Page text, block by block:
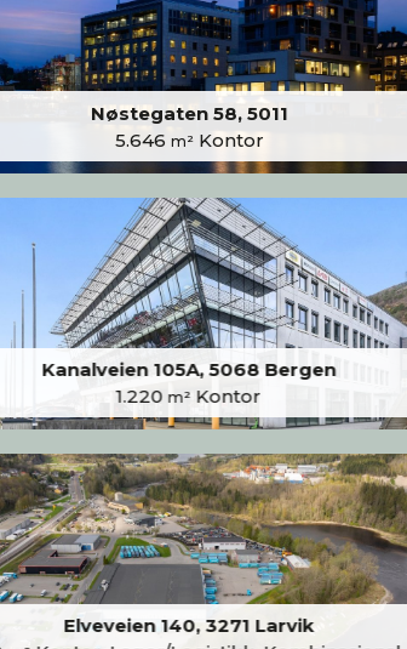
Nøstegaten 58, 5011
5.646 m²Kontor
Kanalveien 105A, 5068 Bergen
1.220 m² Kontor
Elveveien 140, 3271 Larvik